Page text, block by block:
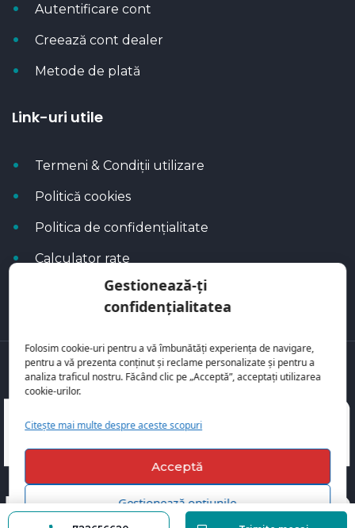
Gestionează-ți
confidențialitatea
Folosim cookie-uri pentru a vă îmbunătăți experiența de navigare,
pentru a vă prezenta conținut și reclame personalizate și pentru a
analiza traficul nostru. Făcând clic pe „Acceptă”, acceptați utilizarea
cookie-urilor.
Citește mai multe despre aceste scopuri
Acceptă
Gestionează opțiunile
Autentificare cont
Creează cont dealer
Metode de plată
Link-uri utile
Termeni & Condiții utilizare
Politică cookies
Politica de confidențialitate
Calculator rate
Blog Autoflux
Toate mașinile se regăsesc peAutoFlux